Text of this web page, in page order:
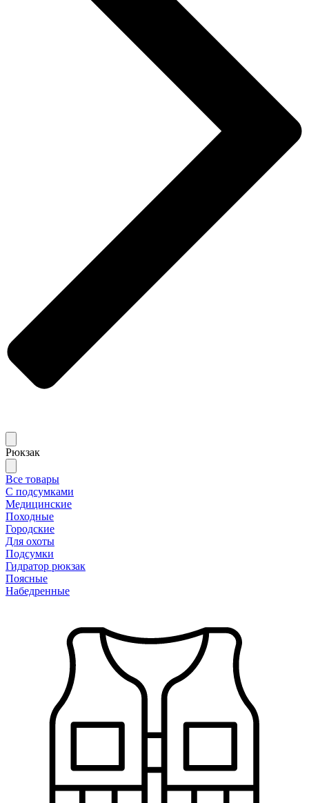
Рюкзак
Все товары
С подсумками
Медицинские
Походные
Городские
Для охоты
Подсумки
Гидратор рюкзак
Поясные
Набедренные